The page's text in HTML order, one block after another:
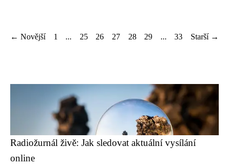
← Novější 1 ... 25 26 27 28 29 ... 33 Starší →
Radiožurnál živě: Jak sledovat aktuální vysílání
online